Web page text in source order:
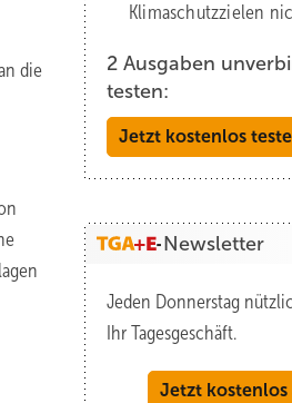
die
Klima­schutz­zielen
2 Ausgaben
testen:
Jetzt kostenlos
Newsletter
Jeden Donnerstag
Ihr Tagesgeschäft.
Jetzt kostenlos